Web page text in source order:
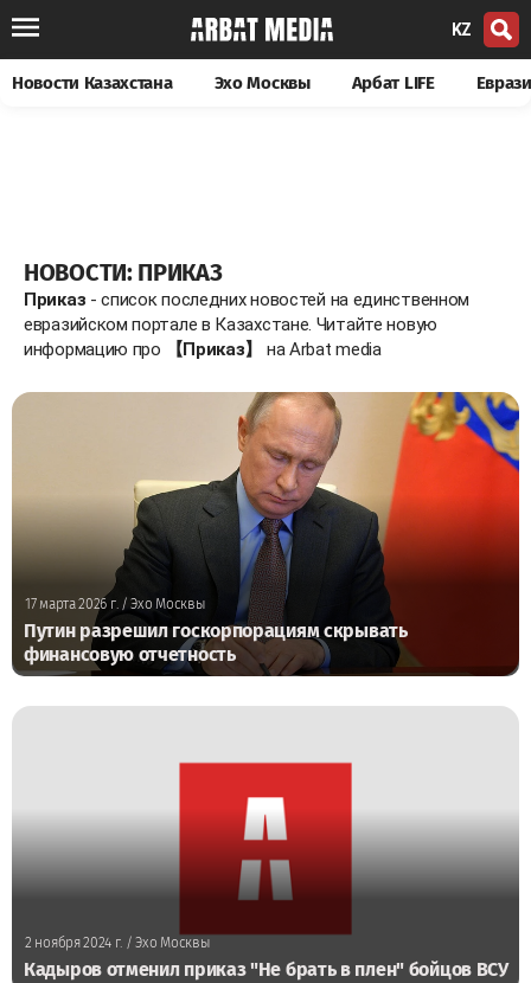
KZ
Новости Казахстана Эхо Москвы Арбат LIFE
НОВОСТИ: ПРИКАЗ
Приказ - список последних новостей на единственном
евразийском портале в Казахстане. Читайте новую
информацию про
【Приказ】 на Arbat media
17 марта 2026 г./ Эхо Москвы
Путин разрешил госкорпорациям скрывать
финансовую отчетность
2 ноября 2024 г. / Эхо Москвы
Кадыров отменил приказ "Не брать в плен" бойцов ВСУ